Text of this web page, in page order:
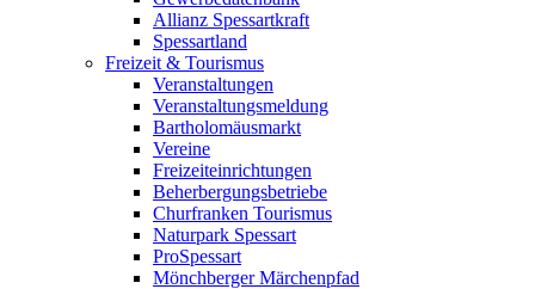
Allianz Spessartkraft
Spessartland
Freizeit & Tourismus
Veranstaltungen
Veranstaltungsmeldung
Bartholomäusmarkt
Vereine
Freizeiteinrichtungen
Beherbergungsbetriebe
Churfranken Tourismus
Naturpark Spessart
ProSpessart
Mönchberger Märchenpfad